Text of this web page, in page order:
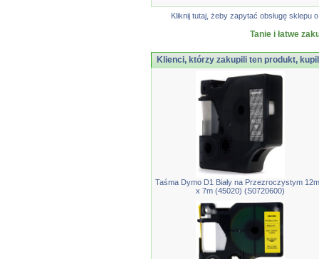
Kliknij tutaj, żeby zapytać obsługę
Tanie i łatwe
Klienci, którzy zakupili ten produkt,
Taśma Dymo D1 Biały na Przezroczystym
x 7m (45020) (S0720600)